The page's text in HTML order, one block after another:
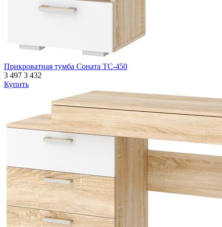
Прикроватная тумба Соната ТС-450
3 497 3 432
Купить